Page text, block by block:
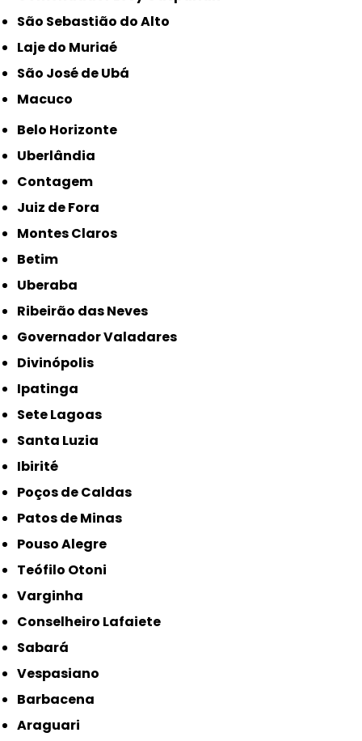
São Sebastião do Alto
Laje do Muriaé
São José de Ubá
Macuco
Belo Horizonte
Uberlândia
Contagem
Juiz de Fora
Montes Claros
Betim
Uberaba
Ribeirão das Neves
Governador Valadares
Divinópolis
Ipatinga
Sete Lagoas
Santa Luzia
Ibirité
Poços de Caldas
Patos de Minas
Pouso Alegre
Teófilo Otoni
Varginha
Conselheiro Lafaiete
Sabará
Vespasiano
Barbacena
Araguari